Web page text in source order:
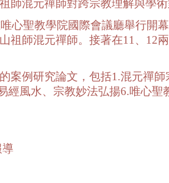
師混元禪師對跨宗教理解與學
心聖教學院國際會議廳舉行開
祖師混元禪師。接著在11、12
案例研究論文，包括1.混元禪
經風水、宗教妙法弘揚6.唯心